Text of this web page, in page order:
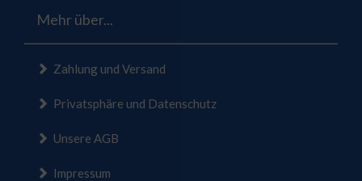
Mehr über...
Zahlung und Versand
Privatsphäre und Datenschutz
Unsere AGB
Impressum